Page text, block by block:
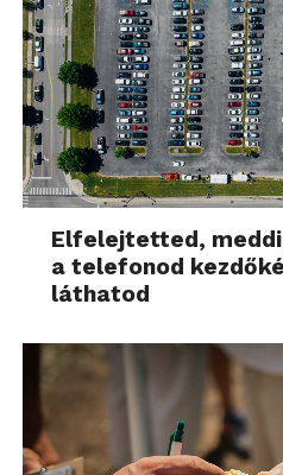
Elfelejtetted,
a telefonod
láthatod